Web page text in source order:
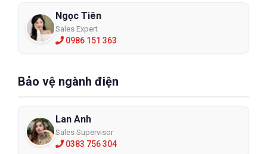
Ngọc Tiên
Sales Expert
0986 151 363
Bảo vệ ngành điện
Lan Anh
Sales Supervisor
0383 756 304